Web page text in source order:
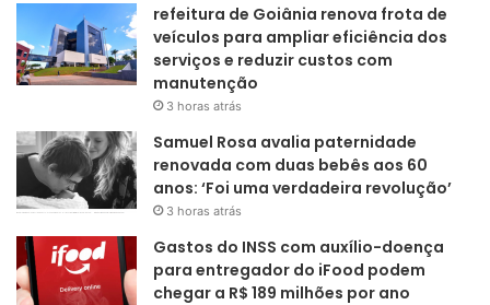
refeitura de Goiânia renova frota de
veículos para ampliar eficiência dos
serviços e reduzir custos com
manutenção
3 horas atrás
Samuel Rosa avalia paternidade
renovada com duas bebês aos 60
anos: ‘Foi uma verdadeira revolução’
3 horas atrás
Gastos do INSS com auxílio-doença
para entregador do iFood podem
chegar a R$ 189 milhões por ano